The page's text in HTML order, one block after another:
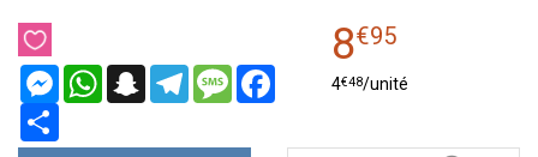
MessengerWhatsAppSnapchatTelegramMessageFacebook
8€95
4€48/unité